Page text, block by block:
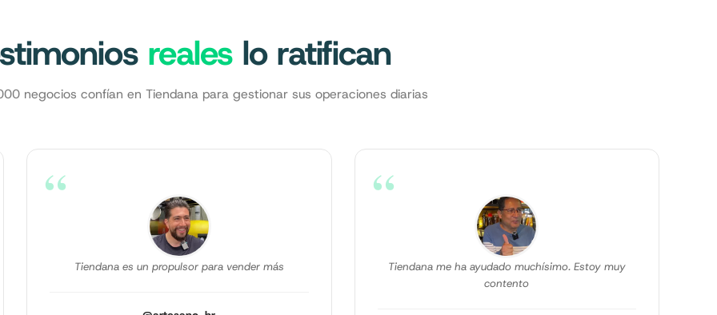
realeslo ratifican
negocios confían en Tiendana para gestionar sus operaciones diarias
“
Tiendana es un propulsor para vender más
“
Tiendana me ha ayudado muchísimo. Estoy muy
contento